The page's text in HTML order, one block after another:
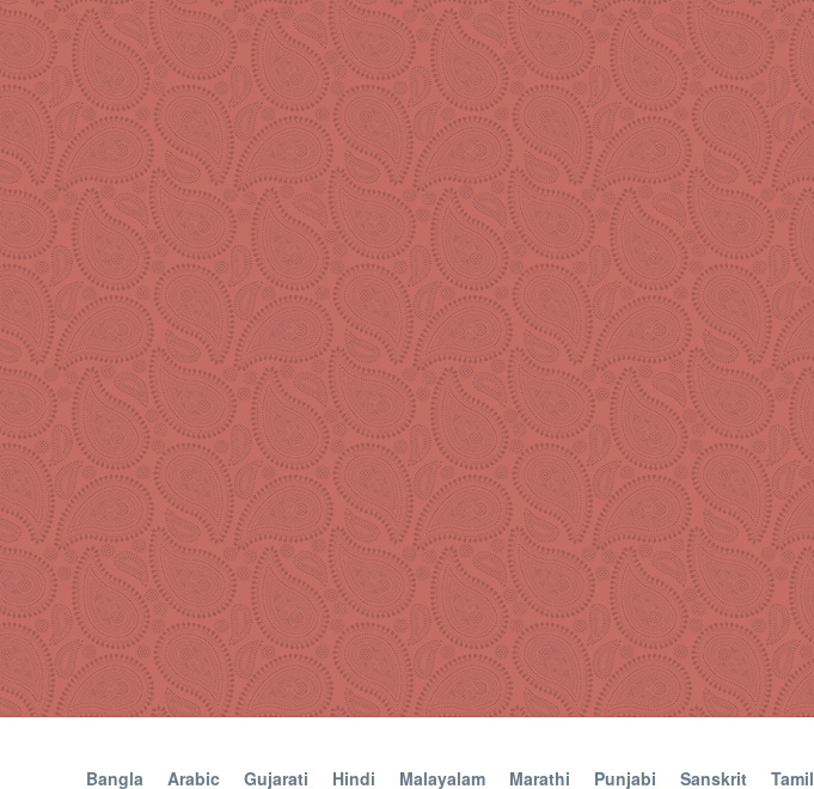
Bangla Arabic Gujarati Hindi Malayalam Marathi Punjabi Sanskrit Tamil